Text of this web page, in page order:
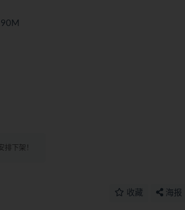
排下架！
收藏 海报